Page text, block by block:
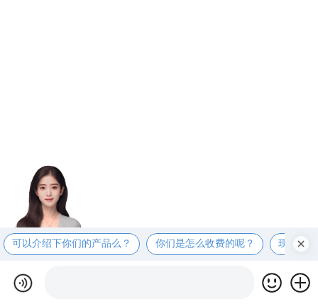
可以介绍下你们的产品么？ 你们是怎么收费的呢？ 现在有